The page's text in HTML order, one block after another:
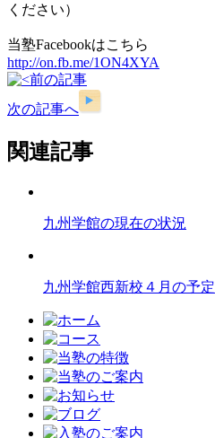
ください）
当塾Facebookはこちら
http://on.fb.me/1ON4XYA
前の記事
次の記事へ
関連記事
九州学館の現在の状況
九州学館西新校４月の予定